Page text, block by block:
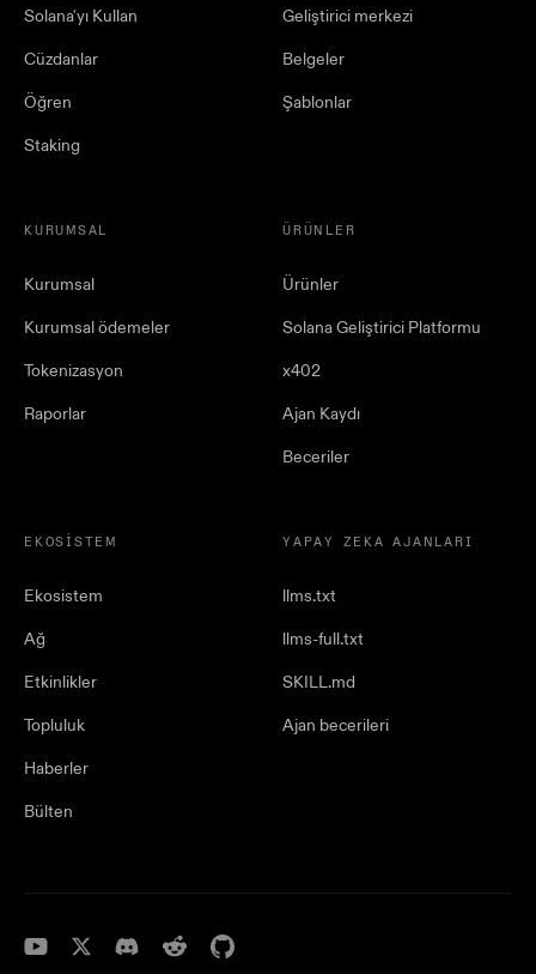
Solana'yı Kullan
Cüzdanlar
Öğren
Staking
Geliştirici merkezi
Belgeler
Şablonlar
KURUMSAL
Kurumsal
Kurumsal ödemeler
Tokenizasyon
Raporlar
ÜRÜNLER
Ürünler
Solana Geliştirici Platformu
x402
Ajan Kaydı
Beceriler
EKOSISTEM
Ekosistem
Ağ
Etkinlikler
Topluluk
Haberler
Bülten
YAPAY ZEKA AJANLARI
llms.txt
llms-full.txt
SKILL.md
Ajan becerileri